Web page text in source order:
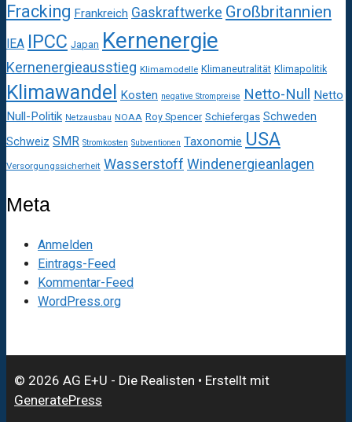
Fracking Frankreich Gaskraftwerke Großbritannien
IEA IPCC Japan Kernenergie
Kernenergieausstieg Klimamodelle Klimaneutralität Klimapolitik
Klimawandel Kosten negative Strompreise Netto-Null Netto
Null-Politik Netzausbau NOAA Roy Spencer Schiefergas Schweden
Schweiz SMR Stromkosten Subventionen Taxonomie USA
Versorgungssicherheit Wasserstoff Windenergieanlagen
Meta
Anmelden
Eintrags-Feed
Kommentar-Feed
WordPress.org
© 2026 AG E+U - Die Realisten • Erstellt mit
GeneratePress